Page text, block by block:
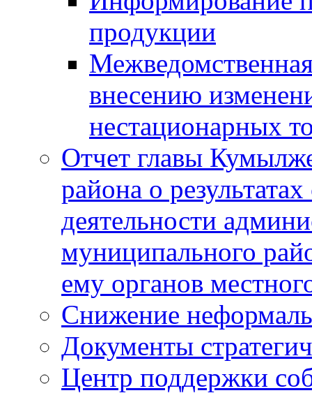
продукции
внесению
нестационарных
Отчет главы
района о
деятельности
муниципального
ему органов
Снижение
Документы
Центр поддержки